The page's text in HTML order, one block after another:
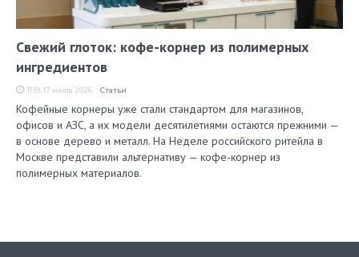
Свежий глоток: кофе-корнер из полимерных
ингредиентов
11:19, 17 июля 2026 Статьи
Кофейные корнеры уже стали стандартом для магазинов,
офисов и АЗС, а их модели десятилетиями остаются прежними —
в основе дерево и металл. На Неделе российского ритейла в
Москве представили альтернативу — кофе-корнер из
полимерных материалов.